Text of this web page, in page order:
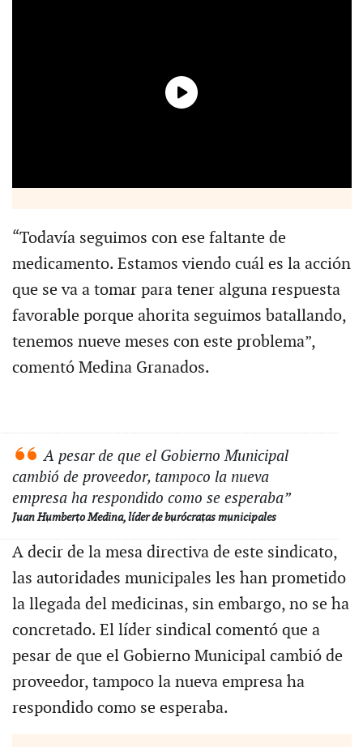
“Todavía seguimos con ese faltante de
medicamento. Estamos viendo cuál es la acción
que se va a tomar para tener alguna respuesta
favorable porque ahorita seguimos batallando,
tenemos nueve meses con este problema”,
comentó Medina Granados.
A pesar de que el Gobierno Municipal
cambió de proveedor, tampoco la nueva
empresa ha respondido como se esperaba”
Juan Humberto Medina, líder de burócratas municipales
A decir de la mesa directiva de este sindicato,
las autoridades municipales les han prometido
la llegada del medicinas, sin embargo, no se ha
concretado. El líder sindical comentó que a
pesar de que el Gobierno Municipal cambió de
proveedor, tampoco la nueva empresa ha
respondido como se esperaba.